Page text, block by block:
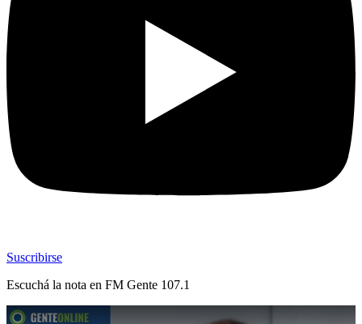
Suscribirse
Escuchá la nota en FM Gente 107.1